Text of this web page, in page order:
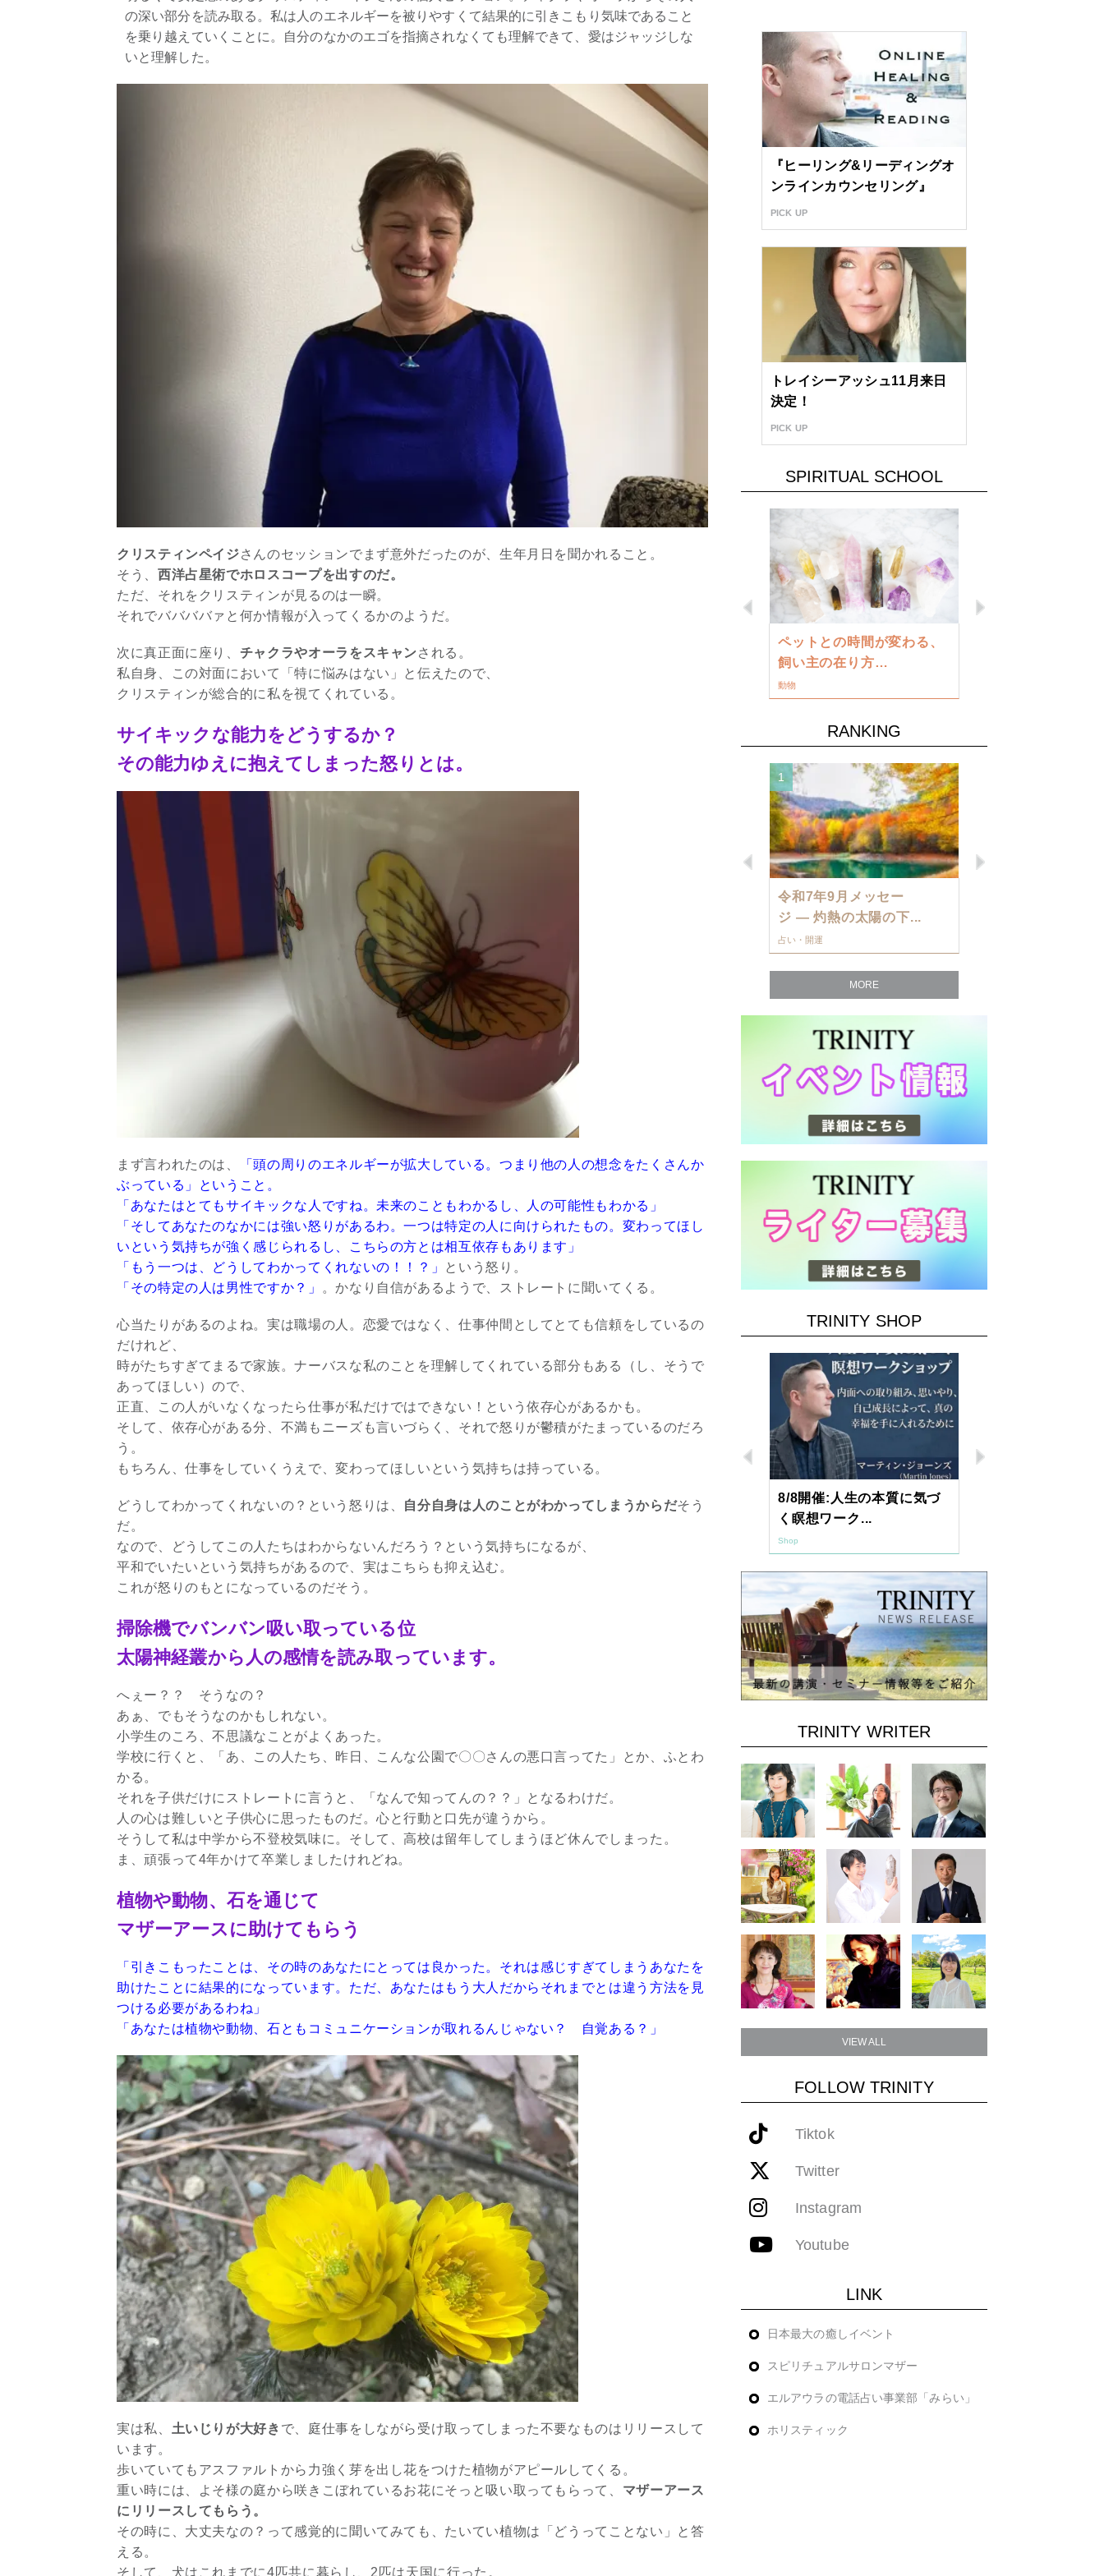
の深い部分を読み取る。私は人のエネルギーを被りやすくて結果的に引きこもり気味であること
を乗り越えていくことに。自分のなかのエゴを指摘されなくても理解できて、愛はジャッジしな
いと理解した。
クリスティンペイジさんのセッションでまず意外だったのが、生年月日を聞かれること。
そう、 西洋占星術でホロスコープを出すのだ。
ただ、それをクリスティンが見るのは一瞬。
それでババババァと何か情報が入ってくるかのようだ。
次に真正面に座り、 チャクラやオーラをスキャンされる。
私自身、この対面において「特に悩みはない」と伝えたので、
クリスティンが総合的に私を視てくれている。
サイキックな能力をどうするか？
その能力ゆえに抱えてしまった怒りとは。
まず言われたのは、
「頭の周りのエネルギーが拡大している。つまり他の人の想念をたくさんか
ぶっている」ということ。
「あなたはとてもサイキックな人ですね。未来のこともわかるし、人の可能性もわかる」
「そしてあなたのなかには強い怒りがあるわ。一つは特定の人に向けられたもの。変わってほし
いという気持ちが強く感じられるし、こちらの方とは相互依存もあります」
「もう一つは、どうしてわかってくれないの！！？」 という怒り。
「その特定の人は男性ですか？」
。かなり自信があるようで、ストレートに聞いてくる。
心当たりがあるのよね。実は職場の人。恋愛ではなく、仕事仲間としてとても信頼をしているの
だけれど、
時がたちすぎてまるで家族。ナーバスな私のことを理解してくれている部分もある（し、そうで
あってほしい）ので、
正直、この人がいなくなったら仕事が私だけではできない！という依存心があるかも。
そして、依存心がある分、不満もニーズも言いづらく、それで怒りが鬱積がたまっているのだろ
う。
もちろん、仕事をしていくうえで、変わってほしいという気持ちは持っている。
どうしてわかってくれないの？という怒りは、 自分自身は人のことがわかってしまうからだそう
だ。
なので、どうしてこの人たちはわからないんだろう？という気持ちになるが、
平和でいたいという気持ちがあるので、実はこちらも抑え込む。
これが怒りのもとになっているのだそう。
掃除機でバンバン吸い取っている位
太陽神経叢から人の感情を読み取っています。
へぇー？？ そうなの？
あぁ、でもそうなのかもしれない。
小学生のころ、不思議なことがよくあった。
学校に行くと、「あ、この人たち、昨日、こんな公園で〇〇さんの悪口言ってた」とか、ふとわ
かる。
それを子供だけにストレートに言うと、「なんで知ってんの？？」となるわけだ。
人の心は難しいと子供心に思ったものだ。心と行動と口先が違うから。
そうして私は中学から不登校気味に。そして、高校は留年してしまうほど休んでしまった。
ま、頑張って4年かけて卒業しましたけれどね。
植物や動物、石を通じて
マザーアースに助けてもらう
「引きこもったことは、その時のあなたにとっては良かった。それは感じすぎてしまうあなたを
助けたことに結果的になっています。ただ、あなたはもう大人だからそれまでとは違う方法を見
つける必要があるわね」
「あなたは植物や動物、石ともコミュニケーションが取れるんじゃない？ 自覚ある？」
実は私、 土いじりが大好き で、庭仕事をしながら受け取ってしまった不要なものはリリースして
います。
歩いていてもアスファルトから力強く芽を出し花をつけた植物がアピールしてくる。
重い時には、よそ様の庭から咲きこぼれているお花にそっと吸い取ってもらって、 マザーアース
にリリースしてもらう。
その時に、大丈夫なの？って感覚的に聞いてみても、たいてい植物は「どうってことない」と答
える。
そして、犬はこれまでに4匹共に暮らし、2匹は天国に行った。
『ヒーリング&リーディングオ
ンラインカウンセリング』
PICK UP
トレイシーアッシュ11月来日
決定！
PICK UP
SPIRITUAL SCHOOL
Previous
ペットとの時間が変わる、
飼い主の在り方…
動物
RANKING
Previous
インタビュー
1
令和7年9月メッセー
ジ — 灼熱の太陽の下...
占い・開運
MORE
TRINITY SHOP
Previous
2026年9月開催! トレイシ
Shop
8/8開催:人生の本質に気づ
く瞑想ワーク...
Shop
TRINITY WRITER
VIEW ALL
FOLLOW TRINITY
Tiktok
Twitter
Instagram
Youtube
LINK
日本最大の癒しイベント
スピリチュアルサロンマザー
エルアウラの電話占い事業部「みらい」
ホリスティック